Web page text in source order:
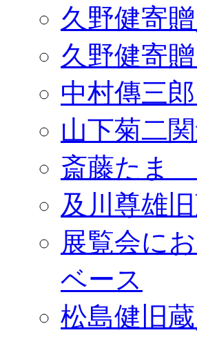
久野健寄
久野健寄
中村傳三
山下菊二
斎藤たま
及川尊雄
展覧会に
ベース
松島健旧